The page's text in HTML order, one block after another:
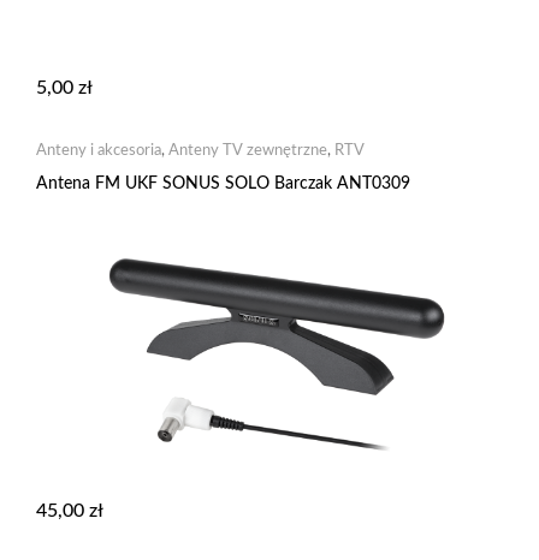
5,00 zł
Anteny i akcesoria, Anteny TV zewnętrzne, RTV
Antena FM UKF SONUS SOLO Barczak ANT0309
45,00 zł